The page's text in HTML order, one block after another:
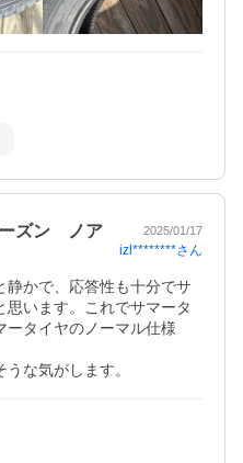
ズン ノア 2025/01/17
izl********さん
静かで、応答性も十分でサ
思います。これでサマータ
ータイヤのノーマル仕様
な気がします。